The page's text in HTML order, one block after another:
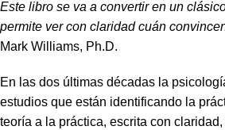
Este libro se va a convertir en un
permite ver con claridad cuán
Mark Williams, Ph.D.
En las dos últimas décadas la
estudios que están identificando la
teoría a la práctica, escrita con